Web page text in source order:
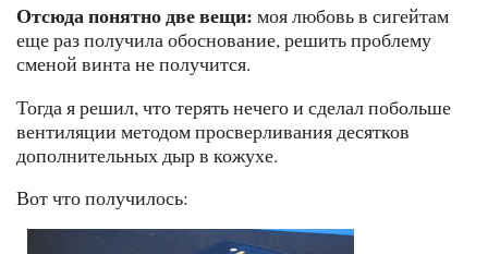
Отсюда понятно две вещи: моя любовь в сигейтам
еще раз получила обоснование, решить проблему
сменой винта не получится.
Тогда я решил, что терять нечего и сделал побольше
вентиляции методом просверливания десятков
дополнительных дыр в кожухе.
Вот что получилось: